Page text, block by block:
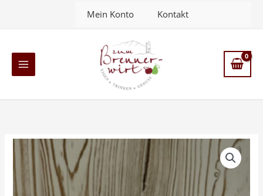
Mein Konto Kontakt
Menu